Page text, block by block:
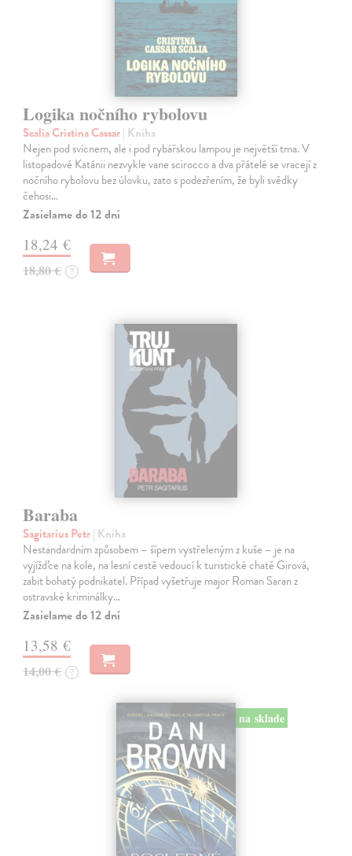
Logika nočního rybolovu
Scalia Cristina Cassar| Kniha
Nejen pod svícnem, ale i pod rybářskou lampou je největší tma. V
listopadové Katánii nezvykle vane scirocco a dva přátelé se vracejí z
nočního rybolovu bez úlovku, zato s podezřením, že byli svědky
čehosi…
Zasielame do 12 dní
18,24 €
18,80 € ?
Baraba
Sagitarius Petr| Kniha
Nestandardním způsobem – šípem vystřeleným z kuše – je na
vyjížďce na kole, na lesní cestě vedoucí k turistické chatě Girová,
zabit bohatý podnikatel. Případ vyšetřuje major Roman Saran z
ostravské kriminálky…
Zasielame do 12 dní
13,58 €
14,00 € ?
na sklade